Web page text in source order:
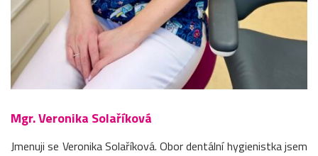
Mgr. Veronika Solaříková
Jmenuji se Veronika Solaříková. Obor dentální hygienistka jsem